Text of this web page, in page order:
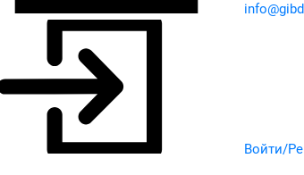
Войти/